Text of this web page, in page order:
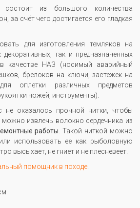
состоит из большого количества
за счёт чего достигается его гладкая
для изготовления темляков на
так и предназначенных
качестве НАЗ (носимый аварийный
брелоков на ключи, застежек на
оплетки различных предметов
ножей, инструменты).
не оказалось прочной нитки, чтобы
можно извлечь волокно сердечника из
работы. Такой ниткой можно
использовать ее как рыболовную
высыхает, не гниет и не плесневеет.
помощник в походе.